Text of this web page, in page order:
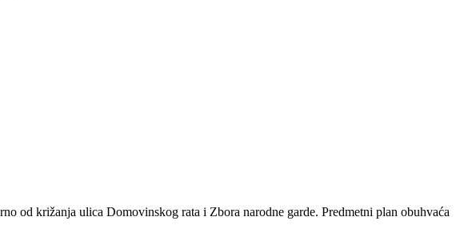
od križanja ulica Domovinskog rata i Zbora narodne garde. Predmetni plan obuhvaća